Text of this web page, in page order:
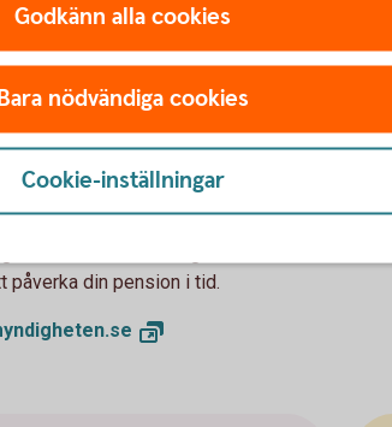
din premiepension
för att nå din
Att förstå ditt orange
påverka din pension i tid.
se
Godkänn alla cookies
nödvändiga cookies
Cookie-inställningar